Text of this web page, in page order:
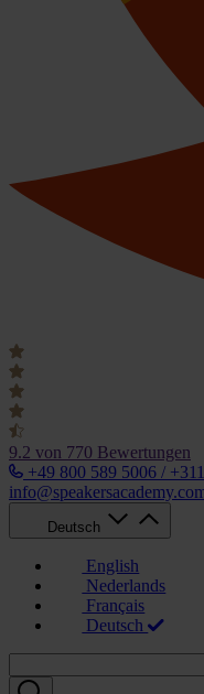
9.2 von 770 Bewertungen
+49 800 589 5006 /
Deutsch
English
Nederlands
Français
Deutsch